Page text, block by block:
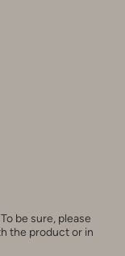
be sure, please
the product or in